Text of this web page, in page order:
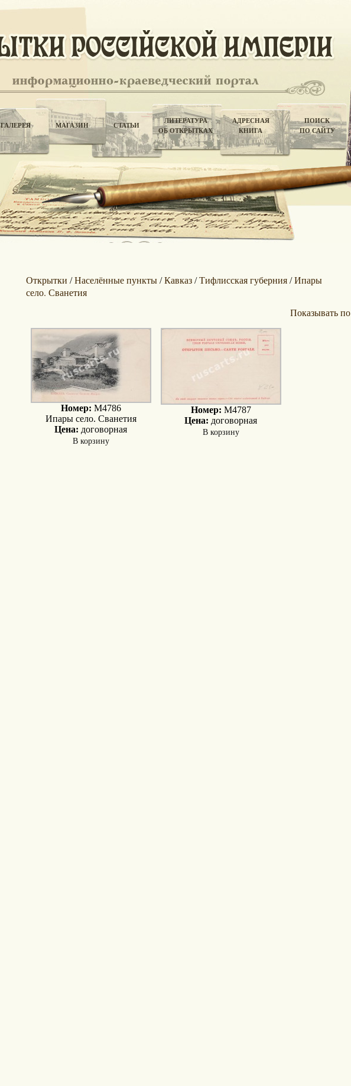
ГАЛЕРЕЯ МАГАЗИН СТАТЬИ
ЛИТЕРАТУРА
ОБ ОТКРЫТКАХ
АДРЕСНАЯ
КНИГА
ПОИСК
ПО САЙТУ
Открытки /Населённые пункты/Кавказ/Тифлисская губерния/Ипары
село. Сванетия
Показывать по
Номер: M4786
Ипары село. Сванетия
Цена: договорная
В корзину
Номер: M4787
Цена: договорная
В корзину